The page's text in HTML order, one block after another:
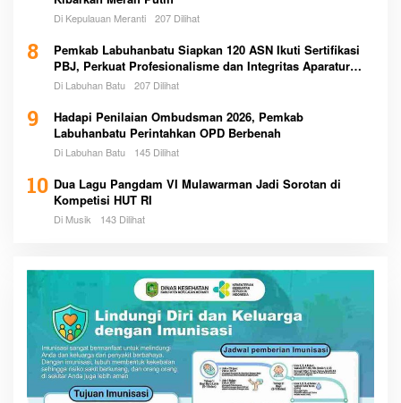
Di Kepulauan Meranti 207 Dilihat
8
Pemkab Labuhanbatu Siapkan 120 ASN Ikuti Sertifikasi
PBJ, Perkuat Profesionalisme dan Integritas Aparatur
Pemerintah
Di Labuhan Batu 207 Dilihat
9
Hadapi Penilaian Ombudsman 2026, Pemkab
Labuhanbatu Perintahkan OPD Berbenah
Di Labuhan Batu 145 Dilihat
10 Dua Lagu Pangdam VI Mulawarman Jadi Sorotan di
Kompetisi HUT RI
Di Musik 143 Dilihat